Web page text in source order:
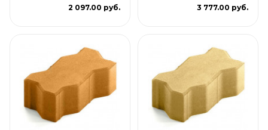
2 097.00 руб. 3 777.00 руб.